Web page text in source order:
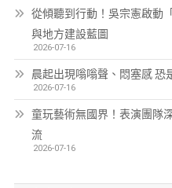
從傾聽到行動！吳宗憲啟
與地方建設藍圖
2026-07-16
晨起出現嗡嗡聲、悶塞感 恐
2026-07-16
童玩藝術無國界！表演團隊
流
2026-07-16